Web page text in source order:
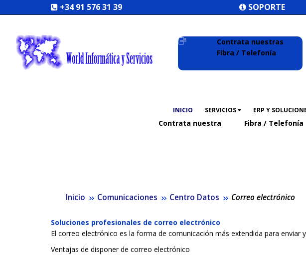
+34 91 576 31 39 SOPORTE
Contrata nuestras
Fibra / Telefonía
INICIO SERVICIOS ERP Y
Contrata nuestra Fibra / Telefonía
Inicio Comunicaciones Centro Datos Correo electrónico
Soluciones profesionales de correo electrónico
El correo electrónico es la forma de comunicación más extendida para enviar
Ventajas de disponer de correo electrónico